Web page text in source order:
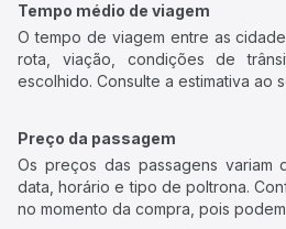
Tempo médio de viagem
O tempo de viagem entre as
rota, viação, condições de
escolhido. Consulte a estimativa ao
Preço da passagem
Os preços das passagens variam
data, horário e tipo de poltrona.
no momento da compra, pois